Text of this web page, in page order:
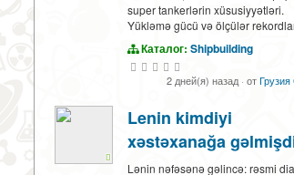
super tankerlərin xüsusiyyətləri.
Yükləmə gücü və ölçülər
Каталог: Shipbuilding
2 дней(я) назад · от
Lenin kimdiyi
xəstəxanağa
Lənin nəfəsənə gəlincə: rəsmi